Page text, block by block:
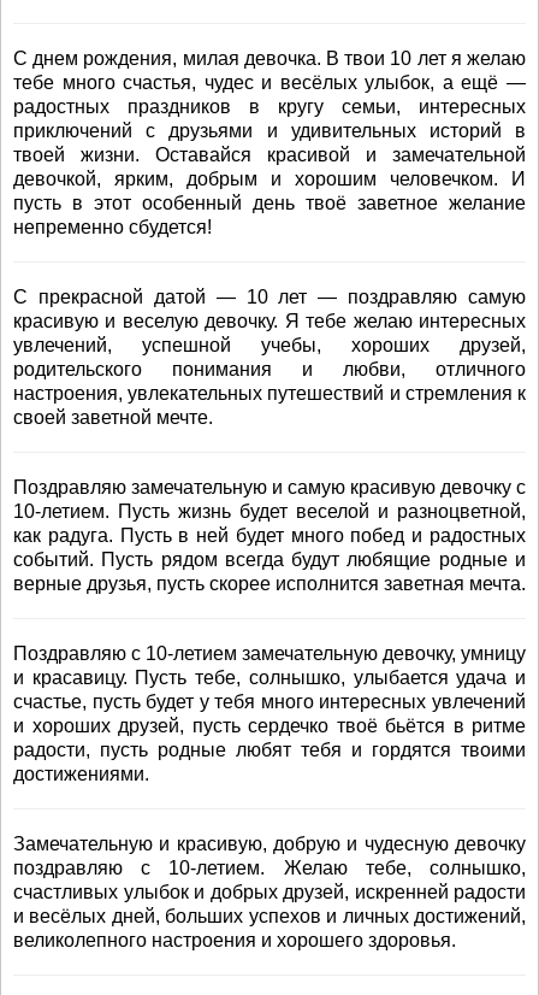
С днем рождения, милая девочка. В твои 10 лет я желаю
тебе много счастья, чудес и весёлых улыбок, а ещё —
радостных праздников в кругу семьи, интересных
приключений с друзьями и удивительных историй в
твоей жизни. Оставайся красивой и замечательной
девочкой, ярким, добрым и хорошим человечком. И
пусть в этот особенный день твоё заветное желание
непременно сбудется!
С прекрасной датой — 10 лет — поздравляю самую
красивую и веселую девочку. Я тебе желаю интересных
увлечений, успешной учебы, хороших друзей,
родительского понимания и любви, отличного
настроения, увлекательных путешествий и стремления к
своей заветной мечте.
Поздравляю замечательную и самую красивую девочку с
10-летием. Пусть жизнь будет веселой и разноцветной,
как радуга. Пусть в ней будет много побед и радостных
событий. Пусть рядом всегда будут любящие родные и
верные друзья, пусть скорее исполнится заветная мечта.
Поздравляю с 10-летием замечательную девочку, умницу
и красавицу. Пусть тебе, солнышко, улыбается удача и
счастье, пусть будет у тебя много интересных увлечений
и хороших друзей, пусть сердечко твоё бьётся в ритме
радости, пусть родные любят тебя и гордятся твоими
достижениями.
Замечательную и красивую, добрую и чудесную девочку
поздравляю с 10-летием. Желаю тебе, солнышко,
счастливых улыбок и добрых друзей, искренней радости
и весёлых дней, больших успехов и личных достижений,
великолепного настроения и хорошего здоровья.